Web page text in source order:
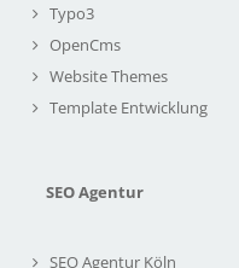
Typo3
OpenCms
Website Themes
Template Entwicklung
SEO Agentur
SEO Agentur Köln